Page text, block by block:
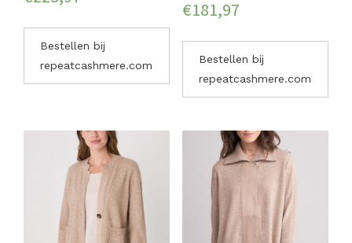
Bestellen bij
repeatcashmere.com
€181,97
Bestellen bij
repeatcashmere.com